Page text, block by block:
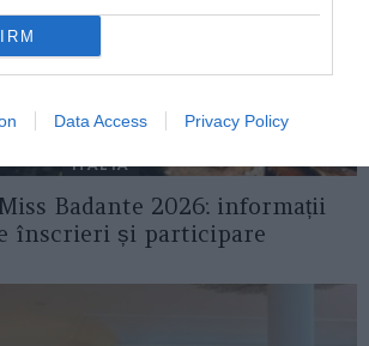
Data Access Privacy Policy
ITALIA
Badante 2026: informații
înscrieri și participare